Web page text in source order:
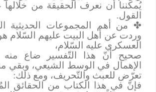
يُمكننا أن نعرف الحقيقة من خلالها
القول.
✤من أهم المجموعات الحديثية
وردت عن أهل البيت عليهم السّلام هو
العسكري عليه السّلام،
صحيح أنّ هذا التّفسير ضاع منه
الإهمال في الوسط الشيعي، وبقي
تعرّض للعبث والتّحريف، ومع ذلك:
فإنّ في هذا الكتاب من الحقائق